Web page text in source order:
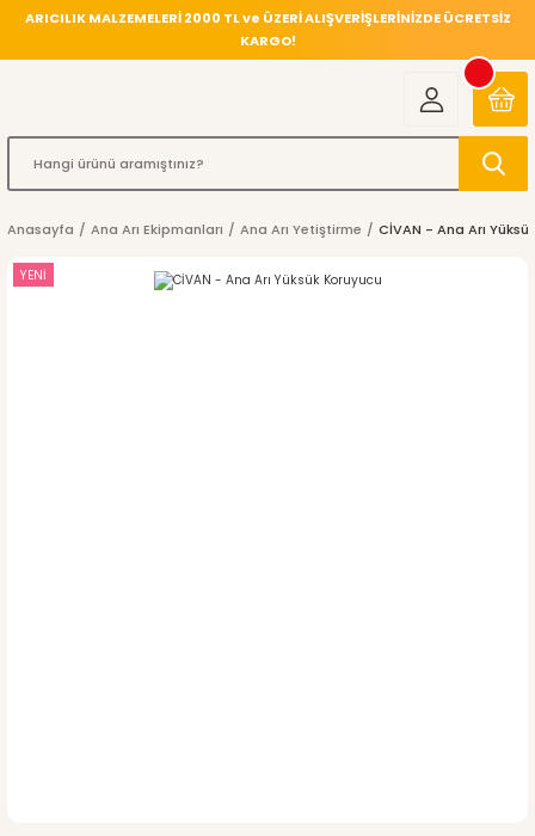
ARICILIK MALZEMELERİ 2000 TL ve ÜZERİ ALIŞVERİŞLERİNİZDE ÜCRETSİZ
KARGO!
Anasayfa Ana Arı Ekipmanları Ana Arı Yetiştirme CİVAN - Ana Arı
YENİ